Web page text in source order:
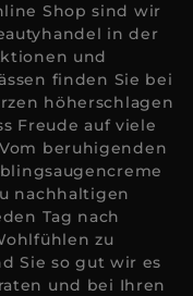
Shop sind wir
in der
und
finden Sie bei
höherschlagen
Freude auf viele
beruhigenden
nachhaltigen
Tag nach
zu
Sie so gut wir es
und bei Ihren